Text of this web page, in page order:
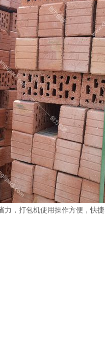
，打包机使用操作方便，快